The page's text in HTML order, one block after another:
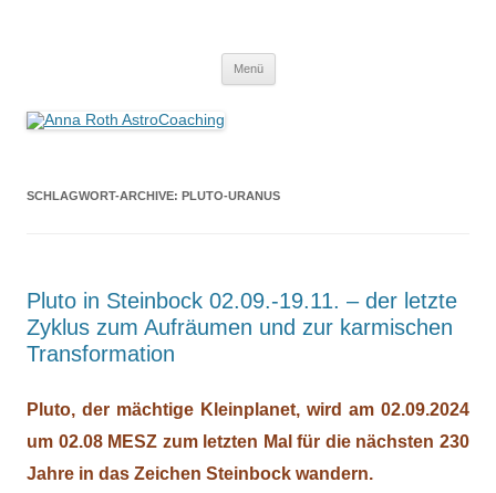
Menü
SCHLAGWORT-ARCHIVE: PLUTO-URANUS
Pluto in Steinbock 02.09.-19.11. – der letzte
Zyklus zum Aufräumen und zur karmischen
Transformation
Pluto, der mächtige Kleinplanet, wird am 02.09.2024
um 02.08 MESZ zum letzten Mal für die nächsten 230
Jahre in das Zeichen Steinbock wandern.